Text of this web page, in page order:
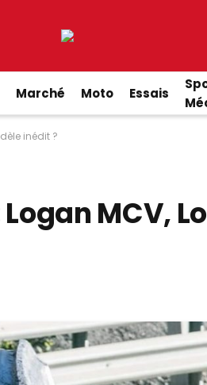
Marché Moto Essais
inédit ?
MCV,